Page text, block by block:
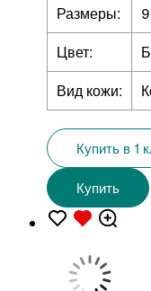
Размеры:
Цвет:
Вид кожи:
Купить в 1
Купить